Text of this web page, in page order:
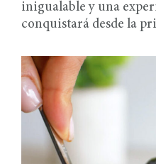
inigualable y una
conquistará desde la